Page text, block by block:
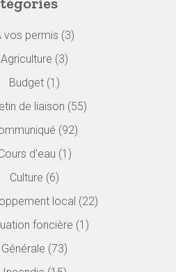
vos permis (3)
Agriculture (3)
Budget (1)
de liaison (55)
(92)
d'eau (1)
Culture (6)
local (22)
foncière (1)
Générale (73)